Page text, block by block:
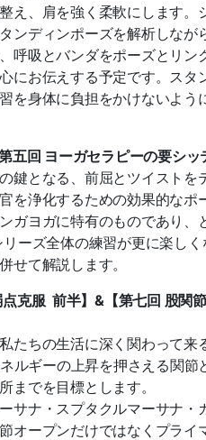
え、肩を強く柔軟にします。
ンディンポーズを解析しな
呼吸とバンダをポーズと リン
にお伝えする予定です。 スタ
を身体に負担をかけないよう
五回 ヨーガセラピーの要シッ
鍵となる、前屈とツイス トを
を浄化するための効果的なポ
ガヨガに特有のものであり、
リーズ全体の練習が更に楽し
せて解説します。
点克服 前半】&【第七回 股関
たちの生活に深く関わって来
ルギーの上昇を押さえる関節
までを目標と します。
サナ・スプタクルマーサナ・
オープンだけではなくプライ